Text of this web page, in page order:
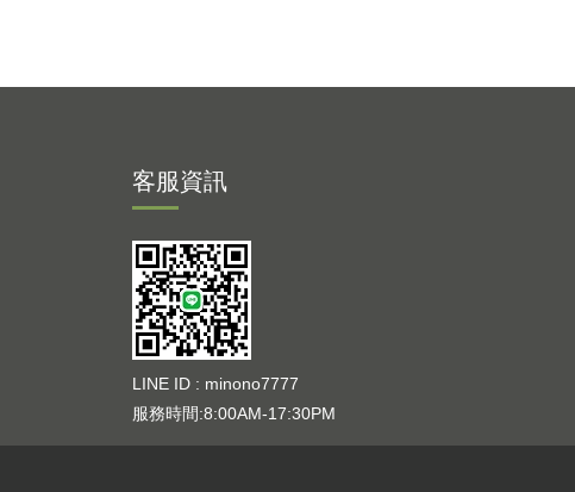
客服資訊
LINE ID : minono7777
服務時間:8:00AM-17:30PM